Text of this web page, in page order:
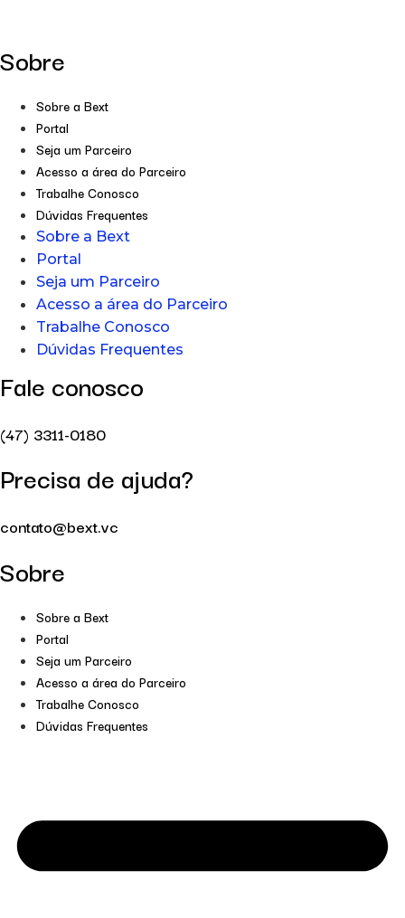
Sobre
Sobre a Bext
Portal
Seja um Parceiro
Acesso a área do Parceiro
Trabalhe Conosco
Dúvidas Frequentes
Sobre a Bext
Portal
Seja um Parceiro
Acesso a área do Parceiro
Trabalhe Conosco
Dúvidas Frequentes
Fale conosco
(47) 3311-0180
Precisa de ajuda?
contato@bext.vc
Sobre
Sobre a Bext
Portal
Seja um Parceiro
Acesso a área do Parceiro
Trabalhe Conosco
Dúvidas Frequentes